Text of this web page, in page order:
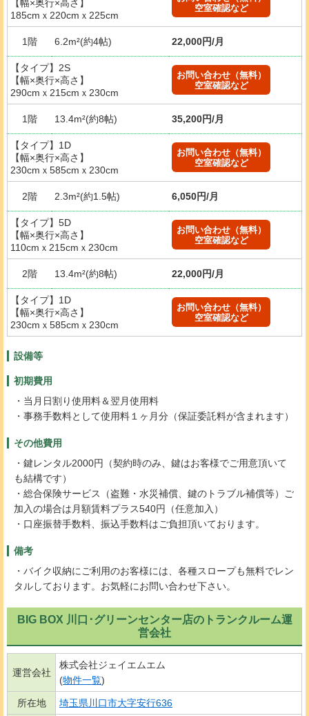
【幅×奥行×高さ】
185cmｘ220cmｘ225cm
空室確認など
1階 6.2m²(約4帖) 22,000円/月
【タイプ】2S
【幅×奥行×高さ】
290cmｘ215cmｘ230cm
お問い合わせ（無料）
空室確認など
1階 13.4m²(約8帖) 35,200円/月
【タイプ】1D
【幅×奥行×高さ】
230cmｘ585cmｘ230cm
お問い合わせ（無料）
空室確認など
2階 2.3m²(約1.5帖) 6,050円/月
【タイプ】5D
【幅×奥行×高さ】
110cmｘ215cmｘ230cm
お問い合わせ（無料）
空室確認など
2階 13.4m²(約8帖) 22,000円/月
【タイプ】1D
【幅×奥行×高さ】
230cmｘ585cmｘ230cm
お問い合わせ（無料）
空室確認など
設備等
初期費用
・当月日割り使用料＆翌月使用料
・事務手数料として使用料１ヶ月分（保証委託料が含まれます）
その他費用
・鍵レンタル2000円（契約時のみ、鍵はお客様でご用意頂いて
も結構です）
・総合保険サービス（盗難・水災補償、鍵のトラブル補償等）ご
加入の場合は月額賃料プラス540円（任意加入）
・口座振替手数料、振込手数料はご負担頂いております。
備考
・バイク収納にご利用のお客様には、各種スロープも無料でレン
タルしております。お気軽にお問い合わせ下さい。
BIG BOX 川口･グリーンセンター店のトランクルーム運
営会社
運営会社
株式会社ジェイエムエム
(物件一覧)
所在地 埼玉県川口市大字安行636